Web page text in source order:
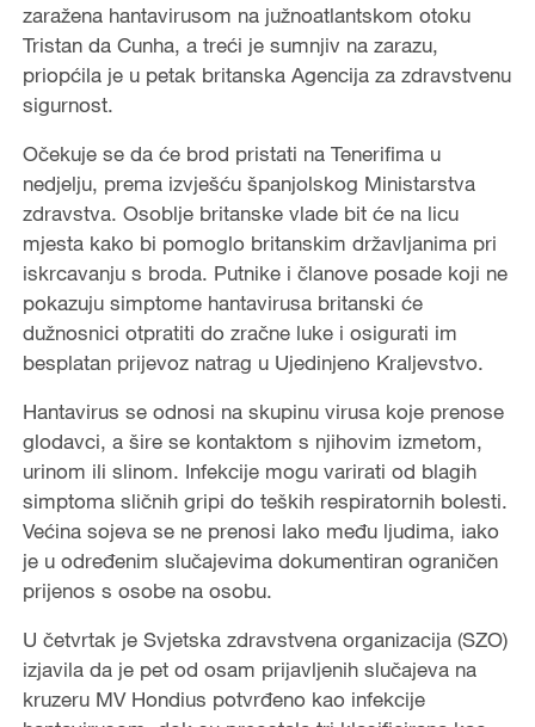
zaražena hantavirusom na južnoatlantskom otoku
Tristan da Cunha, a treći je sumnjiv na zarazu,
priopćila je u petak britanska Agencija za zdravstvenu
sigurnost.
Očekuje se da će brod pristati na Tenerifima u
nedjelju, prema izvješću španjolskog Ministarstva
zdravstva. Osoblje britanske vlade bit će na licu
mjesta kako bi pomoglo britanskim državljanima pri
iskrcavanju s broda. Putnike i članove posade koji ne
pokazuju simptome hantavirusa britanski će
dužnosnici otpratiti do zračne luke i osigurati im
besplatan prijevoz natrag u Ujedinjeno Kraljevstvo.
Hantavirus se odnosi na skupinu virusa koje prenose
glodavci, a šire se kontaktom s njihovim izmetom,
urinom ili slinom. Infekcije mogu varirati od blagih
simptoma sličnih gripi do teških respiratornih bolesti.
Većina sojeva se ne prenosi lako među ljudima, iako
je u određenim slučajevima dokumentiran ograničen
prijenos s osobe na osobu.
U četvrtak je Svjetska zdravstvena organizacija (SZO)
izjavila da je pet od osam prijavljenih slučajeva na
kruzeru MV Hondius potvrđeno kao infekcije